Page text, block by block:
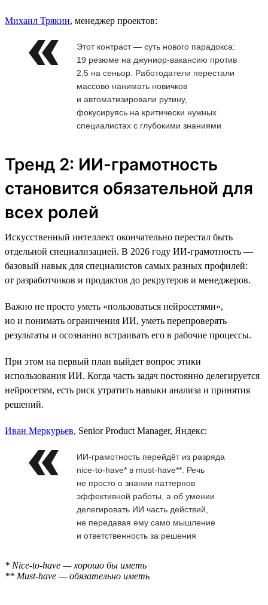
Михаил Трякин, менеджер проектов:
Этот контраст — суть нового парадокса:
19 резюме на джуниор-вакансию против
2,5 на сеньор. Работодатели перестали
массово нанимать новичков
и автоматизировали рутину,
фокусируясь на критически нужных
специалистах с глубокими знаниями
Тренд 2: ИИ-грамотность
становится обязательной для
всех ролей
Искусственный интеллект окончательно перестал быть
отдельной специализацией. В 2026 году ИИ-грамотность —
базовый навык для специалистов самых разных профилей:
от разработчиков и продактов до рекрутеров и менеджеров.
Важно не просто уметь «пользоваться нейросетями»,
но и понимать ограничения ИИ, уметь перепроверять
результаты и осознанно встраивать его в рабочие процессы.
При этом на первый план выйдет вопрос этики
использования ИИ. Когда часть задач постоянно делегируется
нейросетям, есть риск утратить навыки анализа и принятия
решений.
Иван Меркурьев, Senior Product Manager, Яндекс:
ИИ-грамотность перейдёт из разряда
nice-to-have* в must-have**. Речь
не просто о знании паттернов
эффективной работы, а об умении
делегировать ИИ часть действий,
не передавая ему само мышление
и ответственность за решения
* Nice-to-have — хорошо бы иметь
** Must-have — обязательно иметь